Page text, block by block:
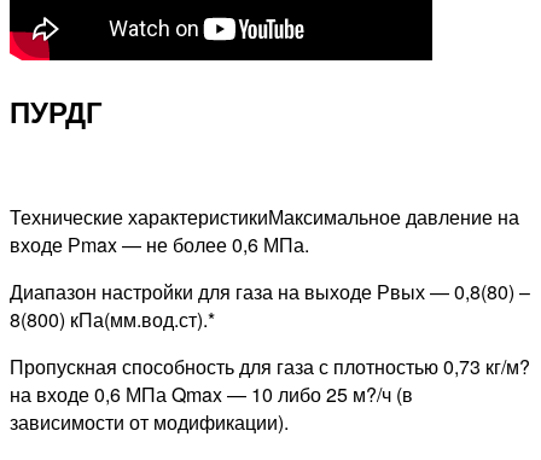
ПУРДГ
Технические характеристикиМаксимальное давление на
входе Рmax — не более 0,6 МПа.
Диапазон настройки для газа на выходе Рвых — 0,8(80) –
8(800) кПа(мм.вод.ст).*
Пропускная способность для газа с плотностью 0,73 кг/м?
на входе 0,6 МПа Qmax — 10 либо 25 м?/ч (в
зависимости от модификации).